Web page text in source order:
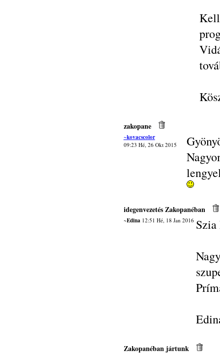
zakopane
~kovacscolor
09:23 Hé, 26 Okt 2015
idegenvezetés Zakopanéban
~Edina12:51 Hé, 18 Jan 2016
Zakopanéban jártunk